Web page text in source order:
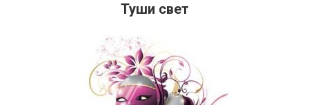
Туши свет